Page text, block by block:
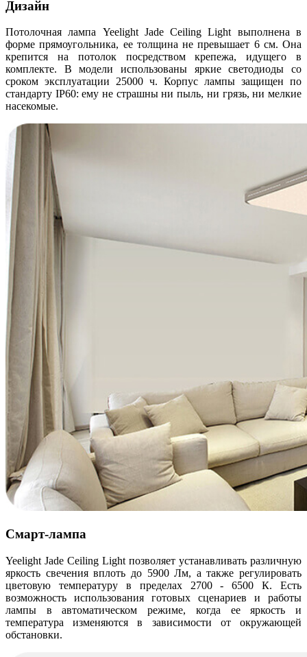
Дизайн
Потолочная лампа Yeelight Jade Ceiling Light выполнена в
форме прямоугольника, ее толщина не превышает 6 см. Она
крепится на потолок посредством крепежа, идущего в
комплекте. В модели использованы яркие светодиоды со
сроком эксплуатации 25000 ч. Корпус лампы защищен по
стандарту IP60: ему не страшны ни пыль, ни грязь, ни мелкие
насекомые.
Смарт-лампа
Yeelight Jade Ceiling Light позволяет устанавливать различную
яркость свечения вплоть до 5900 Лм, а также регулировать
цветовую температуру в пределах 2700 - 6500 К. Есть
возможность использования готовых сценариев и работы
лампы в автоматическом режиме, когда ее яркость и
температура изменяются в зависимости от окружающей
обстановки.